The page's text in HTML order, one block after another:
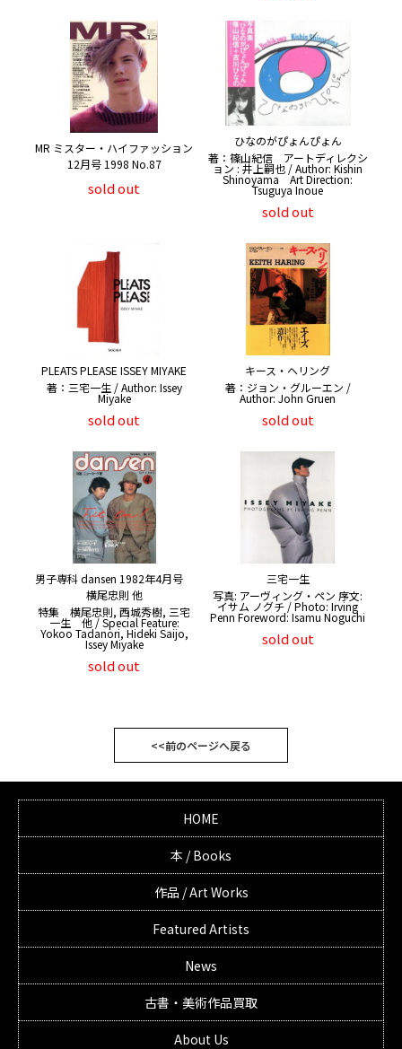
MR ミスター・ハイファッション
12月号 1998 No.87
sold out
ひなのがぴょんぴょん
著：篠山紀信 アートディレクシ
ョン : 井上嗣也 / Author: Kishin
Shinoyama Art Direction:
Tsuguya Inoue
sold out
PLEATS PLEASE ISSEY MIYAKE
著：三宅一生 / Author: Issey
Miyake
sold out
キース・ヘリング
著：ジョン・グルーエン /
Author: John Gruen
sold out
男子専科 dansen 1982年4月号
横尾忠則 他
特集 横尾忠則, 西城秀樹, 三宅
一生 他 / Special Feature:
Yokoo Tadanori, Hideki Saijo,
Issey Miyake
sold out
三宅一生
写真: アーヴィング・ペン 序文:
イサム ノグチ / Photo: Irving
Penn Foreword: Isamu Noguchi
sold out
<<前のページへ戻る
HOME
本 / Books
作品 / Art Works
Featured Artists
News
古書・美術作品買取
About Us